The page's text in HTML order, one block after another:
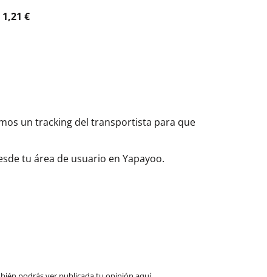
1,21 €
un tracking del transportista para que
tu área de usuario en Yapayoo.